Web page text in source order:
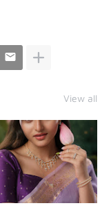
View all